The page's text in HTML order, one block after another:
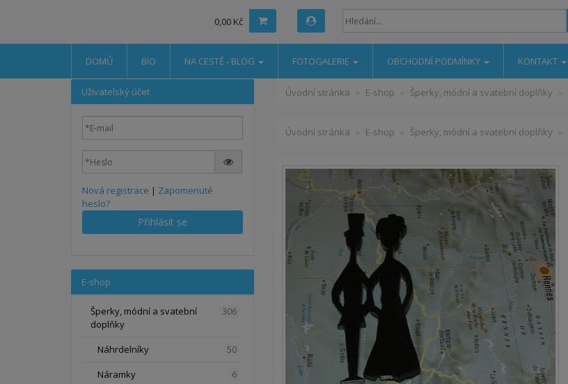
0,00 Kč
DOMŮ BIO NA CESTĚ - BLOG FOTOGALERIE OBCHODNÍ PODMÍNKY KONTAKT
Úvodní stránka E-shop Šperky, módní a svatební doplňky
Úvodní stránka E-shop Šperky, módní a svatební doplňky
Uživatelský účet
Nová registrace | Zapomenuté
heslo?
Přihlásit se
E-shop
Šperky, módní a svatební
doplňky
306
Náhrdelníky 50
Náramky 6